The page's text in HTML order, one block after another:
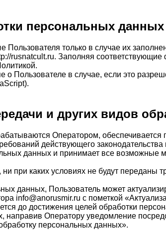
персональных данных
только в случае их
rusnatcult.ru. Заполняя
Пользователе в случае, если это
и других видов
Оператором,
действующего
данных и принимает все
при каких условиях не будут переданы
данных, Пользователь может
info@anorusmir.ru с пометкой
до достижения целей обработки
направив Оператору уведомление
персональных данных».